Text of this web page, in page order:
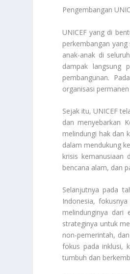
Pengembangan
UNICEF yang di
perkembangan
anak-anak di
dampak langsung
pembangunan.
organisasi
Sejak itu, UNICEF
dan menyebarkan
melindungi hak dan
dalam mendukung
krisis kemanusiaan
bencana alam, dan
Selanjutnya pada
Indonesia,
melindunginya dari
strateginya untuk
non-pemerintah,
fokus pada inklusi,
tumbuh dan